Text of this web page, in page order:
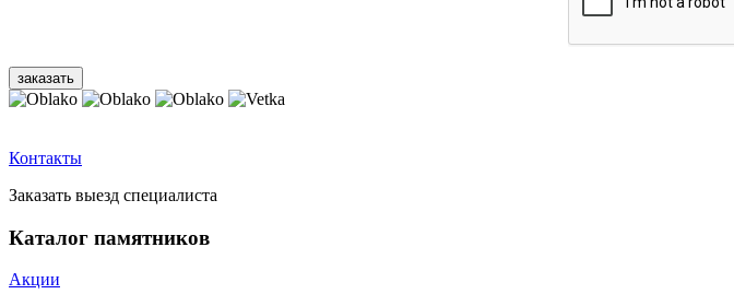
Контакты
Заказать выезд специалиста
Каталог памятников
Акции